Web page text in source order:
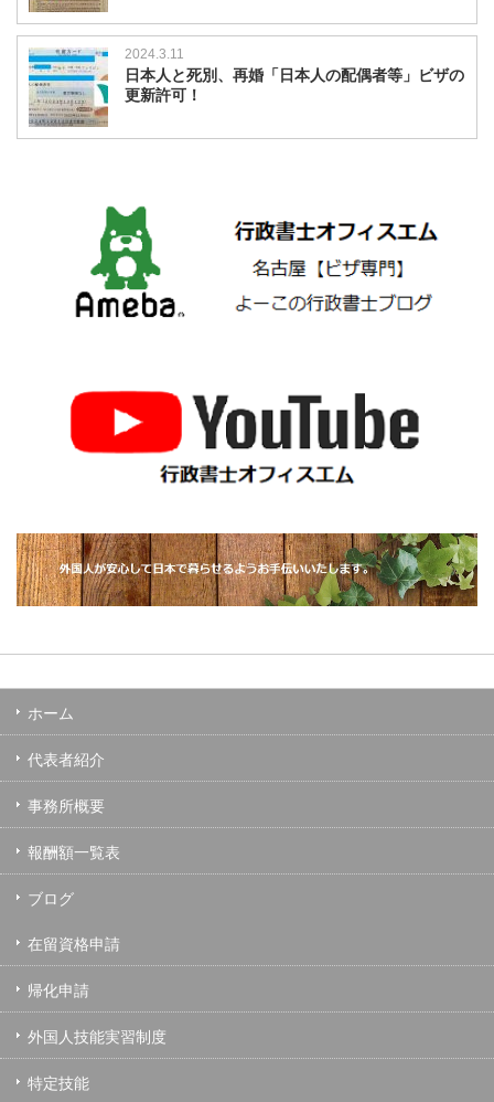
2024.3.11
日本人と死別、再婚「日本人の配偶者等」ビザの
更新許可！
ホーム
代表者紹介
事務所概要
報酬額一覧表
ブログ
在留資格申請
帰化申請
外国人技能実習制度
特定技能